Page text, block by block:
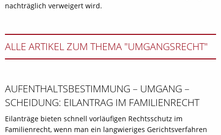
nachträglich verweigert wird.
ALLE ARTIKEL ZUM THEMA "UMGANGSRECHT"
AUFENTHALTSBESTIMMUNG – UMGANG –
SCHEIDUNG: EILANTRAG IM FAMILIENRECHT
Eilanträge bieten schnell vorläufigen Rechtsschutz im
Familienrecht, wenn man ein langwieriges Gerichtsverfahren